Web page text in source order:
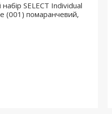
SELECT Individual
(001) помаранчевий,